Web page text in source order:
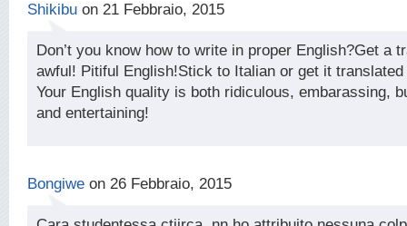
Shikibu on 21 Febbraio, 2015
Don’t you know how to write in proper English?Get a
awful! Pitiful English!Stick to Italian or get it
Your English quality is both ridiculous, embarassing,
and entertaining!
Bongiwe on 26 Febbraio, 2015